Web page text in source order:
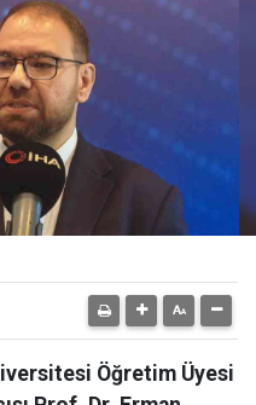
Öğretim Üyesi